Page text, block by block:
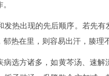
热出现的先后顺序。若先有
热在里，则容易出汗，腠理
选方诸多，如黄芩汤、速